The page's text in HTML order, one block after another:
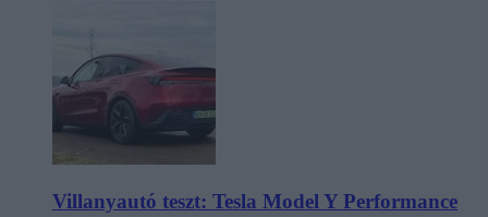
Villanyautó teszt: Tesla Model Y Performance